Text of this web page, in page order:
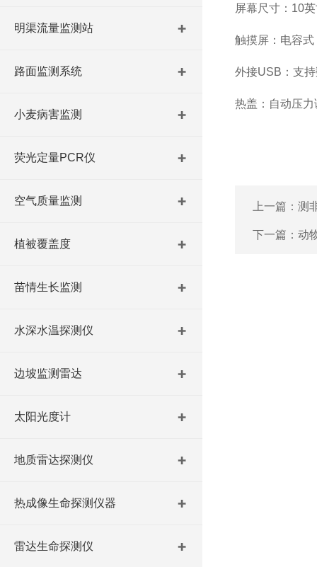
明渠流量监测站
路面监测系统
小麦病害监测
荧光定量PCR仪
空气质量监测
植被覆盖度
苗情生长监测
水深水温探测仪
边坡监测雷达
太阳光度计
地质雷达探测仪
热成像生命探测仪器
雷达生命探测仪
屏幕尺寸：10
触摸屏：电容式
外接USB：支
热盖：自动压力
上一篇： 测
下一篇： 动